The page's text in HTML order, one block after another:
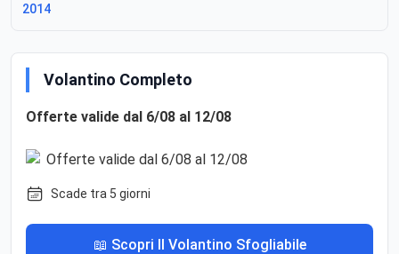
2014
Volantino Completo
Offerte valide dal 6/08 al 12/08
Scade tra 5 giorni
📖 Scopri Il Volantino Sfogliabile